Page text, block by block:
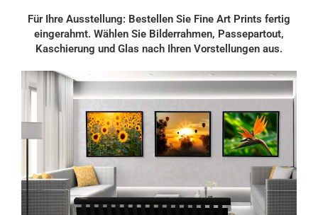
Für Ihre Ausstellung: Bestellen Sie Fine Art Prints fertig
eingerahmt. Wählen Sie Bilderrahmen, Passepartout,
Kaschierung und Glas nach Ihren Vorstellungen aus.